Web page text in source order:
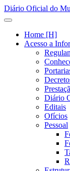
Diário Oficial do
Home [H]
Acesso a
Diário
Editais
Ofícios
Pessoal